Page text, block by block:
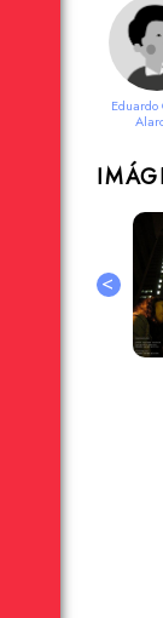
Eduardo
<